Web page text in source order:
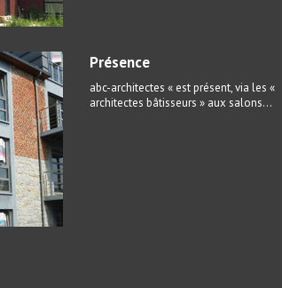
Présence
abc-architectes « est présent, via les «
architectes bâtisseurs » aux salons...